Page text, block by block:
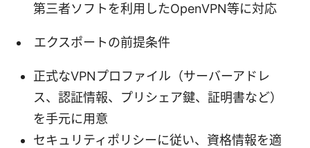
第三者ソフトを利用したOpenVPN等に対応
エクスポートの前提条件
正式なVPNプロファイル（サーバーアドレ
ス、認証情報、プリシェア鍵、証明書など）
を手元に用意
セキュリティポリシーに従い、資格情報を適